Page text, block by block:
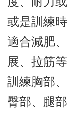
或是訓練
適合減肥
展、拉筋
訓練胸部
臀部、腿